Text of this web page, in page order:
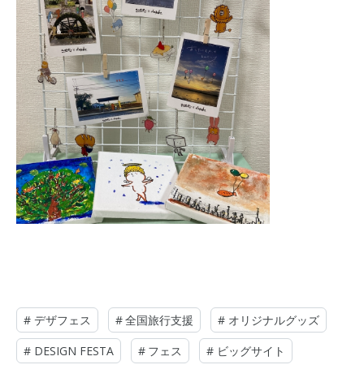
# デザフェス #全国旅行支援 # オリジナルグッズ
# DESIGN FESTA # フェス # ビッグサイト